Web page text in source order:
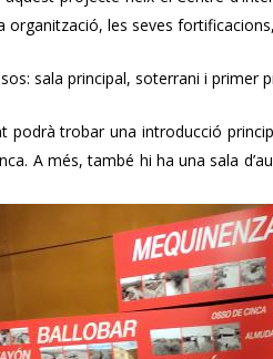
organització, les seves
sala principal, soterrani i primer
podrà trobar una introducció
A més, també hi ha una sala